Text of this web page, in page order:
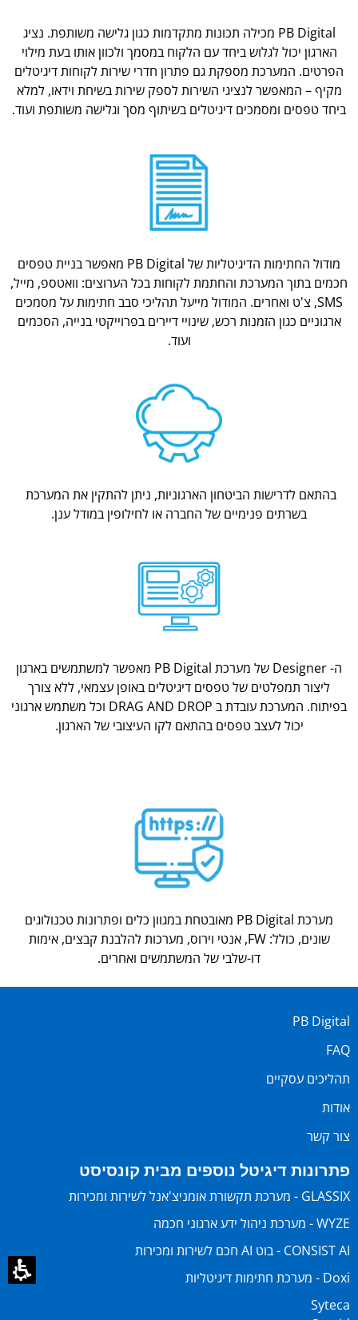
PB Digital מכילה תכונות מתקדמות כגון גלישה משותפת. נציג
הארגון יכול לגלוש ביחד עם הלקוח במסמך ולכוון אותו בעת מילוי
הפרטים. המערכת מספקת גם פתרון חדרי שירות לקוחות דיגיטלים
מקיף – המאפשר לנציגי השירות לספק שירות בשיחת וידאו, למלא
ביחד טפסים ומסמכים דיגיטלים בשיתוף מסך וגלישה משותפת ועוד.
מודול החתימות הדיגיטליות של PB Digital מאפשר בניית טפסים
חכמים בתוך המערכת והחתמת לקוחות בכל הערוצים: וואטספ, מייל,
SMS, צ'ט ואחרים. המודול מייעל תהליכי סבב חתימות על מסמכים
ארגוניים כגון הזמנות רכש, שינויי דיירים בפרוייקטי בנייה, הסכמים
ועוד.
בהתאם לדרישות הביטחון הארגוניות, ניתן להתקין את המערכת
בשרתים פנימיים של החברה או לחילופין במודל ענן.
ה- Designer של מערכת PB Digital מאפשר למשתמשים בארגון
ליצור תמפלטים של טפסים דיגיטלים באופן עצמאי, ללא צורך
בפיתוח. המערכת עובדת ב DRAG AND DROP וכל משתמש ארגוני
יכול לעצב טפסים בהתאם לקו העיצובי של הארגון.
מערכת PB Digital מאובטחת במגוון כלים ופתרונות טכנולוגים
שונים, כולל: FW, אנטי וירוס, מערכות להלבנת קבצים, אימות
דו-שלבי של המשתמשים ואחרים.
PB Digital
FAQ
תהליכים עסקיים
אודות
צור קשר
פתרונות דיגיטל נוספים מבית קונסיסט
GLASSIX - מערכת תקשורת אומניצ'אנל לשירות ומכירות
WYZE - מערכת ניהול ידע ארגוני חכמה
CONSIST AI - בוט AI חכם לשירות ומכירות
Doxi - מערכת חתימות דיגיטליות
Syteca